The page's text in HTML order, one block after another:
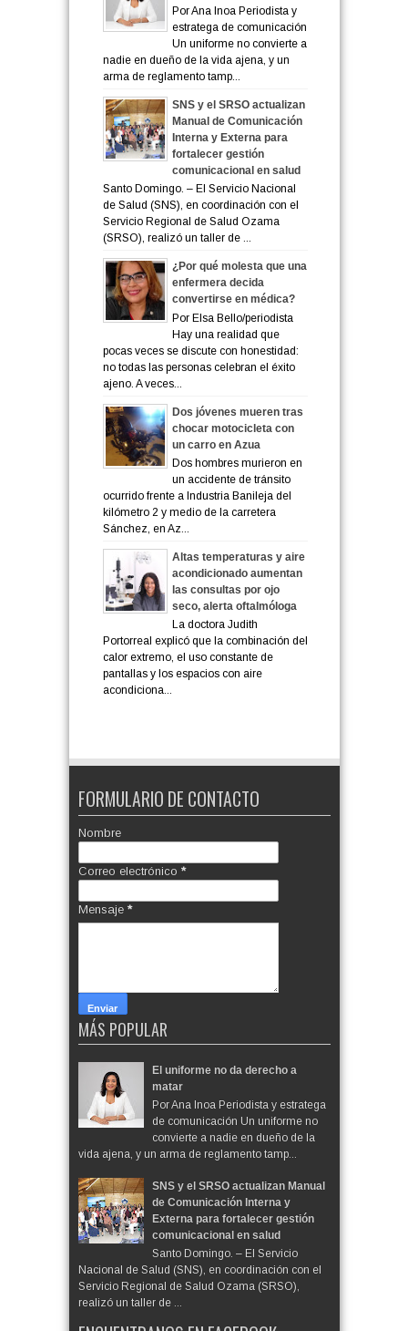
Por Ana Inoa Periodista y
estratega de comunicación
Un uniforme no convierte a
nadie en dueño de la vida ajena, y un
arma de reglamento tamp...
SNS y el SRSO actualizan
Manual de Comunicación
Interna y Externa para
fortalecer gestión
comunicacional en salud
Santo Domingo. – El Servicio Nacional
de Salud (SNS), en coordinación con el
Servicio Regional de Salud Ozama
(SRSO), realizó un taller de ...
¿Por qué molesta que una
enfermera decida
convertirse en médica?
Por Elsa Bello/periodista
Hay una realidad que
pocas veces se discute con honestidad:
no todas las personas celebran el éxito
ajeno. A veces...
Dos jóvenes mueren tras
chocar motocicleta con
un carro en Azua
Dos hombres murieron en
un accidente de tránsito
ocurrido frente a Industria Banileja del
kilómetro 2 y medio de la carretera
Sánchez, en Az...
Altas temperaturas y aire
acondicionado aumentan
las consultas por ojo
seco, alerta oftalmóloga
La doctora Judith
Portorreal explicó que la combinación del
calor extremo, el uso constante de
pantallas y los espacios con aire
acondiciona...
FORMULARIO DE CONTACTO
Nombre
Correo electrónico *
Mensaje *
MÁS POPULAR
El uniforme no da derecho a
matar
Por Ana Inoa Periodista y estratega
de comunicación Un uniforme no
convierte a nadie en dueño de la
vida ajena, y un arma de reglamento tamp...
SNS y el SRSO actualizan Manual
de Comunicación Interna y
Externa para fortalecer gestión
comunicacional en salud
Santo Domingo. – El Servicio
Nacional de Salud (SNS), en coordinación con el
Servicio Regional de Salud Ozama (SRSO),
realizó un taller de ...